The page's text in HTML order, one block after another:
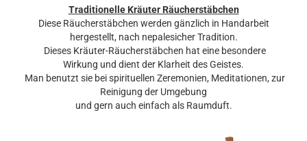
Traditionelle Kräuter Räucherstäbchen
Diese Räucherstäbchen werden gänzlich in Handarbeit
hergestellt, nach nepalesicher Tradition.
Dieses Kräuter-Räucherstäbchen hat eine besondere
Wirkung und dient der Klarheit des Geistes.
Man benutzt sie bei spirituellen Zeremonien, Meditationen, zur
Reinigung der Umgebung
und gern auch einfach als Raumduft.